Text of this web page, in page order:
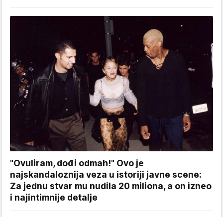
"Ovuliram, dođi odmah!" Ovo je
najskandaloznija veza u istoriji javne scene:
Za jednu stvar mu nudila 20 miliona, a on izneo
i najintimnije detalje